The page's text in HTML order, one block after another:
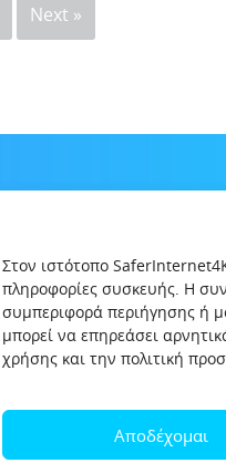
Στον ιστότοπο
πληροφορίες συσκευής. Η
συμπεριφορά περιήγησης ή
μπορεί να επηρεάσει
χρήσης και την πολιτική
Αποδέχομαι
Next »
Πολιτική